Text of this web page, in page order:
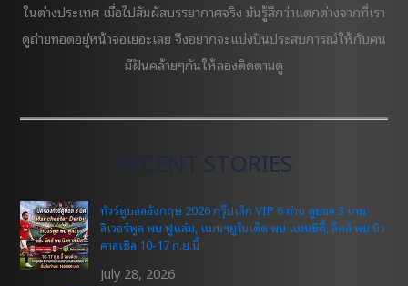
ในต่างประเทศ เมื่อไปสัมผัสบรรยากาศจริง มันรู้สึกว่าแตกต่างจากที่เรา
ดูถ่ายทอดอยู่หน้าจอเยอะเลย จึงอยากจะแบ่งปันประสบการณ์ให้กับคน
มีฝันคล้ายๆกันให้ลองติดตามดู
RECENT STORIES
ทัวร์ดูบอลอังกฤษ 2026 กรุ๊ปเล็ก VIP 6 ท่าน ดูบอล 3 เกม
ลิเวอร์พูล พบ ฟูแล่ม, แมนฯยูไนเต็ด พบ แมนซิตี้, ลีดส์ พบ นิว
คาสเซิล 10-17 ก.ย.นี้
July 28, 2026